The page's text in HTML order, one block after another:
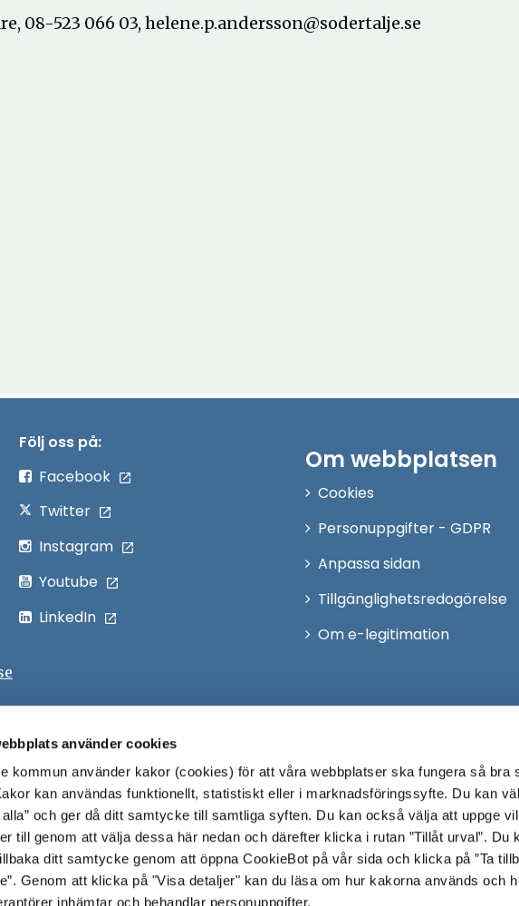
använder cookies
kommun använder kakor (cookies) för att våra webbplatser ska fungera så bra
kan användas funktionellt, statistiskt eller i marknadsföringssyfte. Du kan
alla” och ger då ditt samtycke till samtliga syften. Du kan också välja att uppge
till genom att välja dessa här nedan och därefter klicka i rutan ”Tillåt urval”. Du
ditt samtycke genom att öppna CookieBot på vår sida och klicka på ”Ta
Genom att klicka på "Visa detaljer" kan du läsa om hur kakorna används och
inhämtar och behandlar personuppgifter.
08-523 066 03, helene.p.andersson@sodertalje.se
Följ oss på:
Facebook
Twitter
Instagram
Youtube
LinkedIn
Om webbplatsen
Cookies
Personuppgifter - GDPR
Anpassa sidan
Tillgänglighetsredogörelse
Om e-legitimation